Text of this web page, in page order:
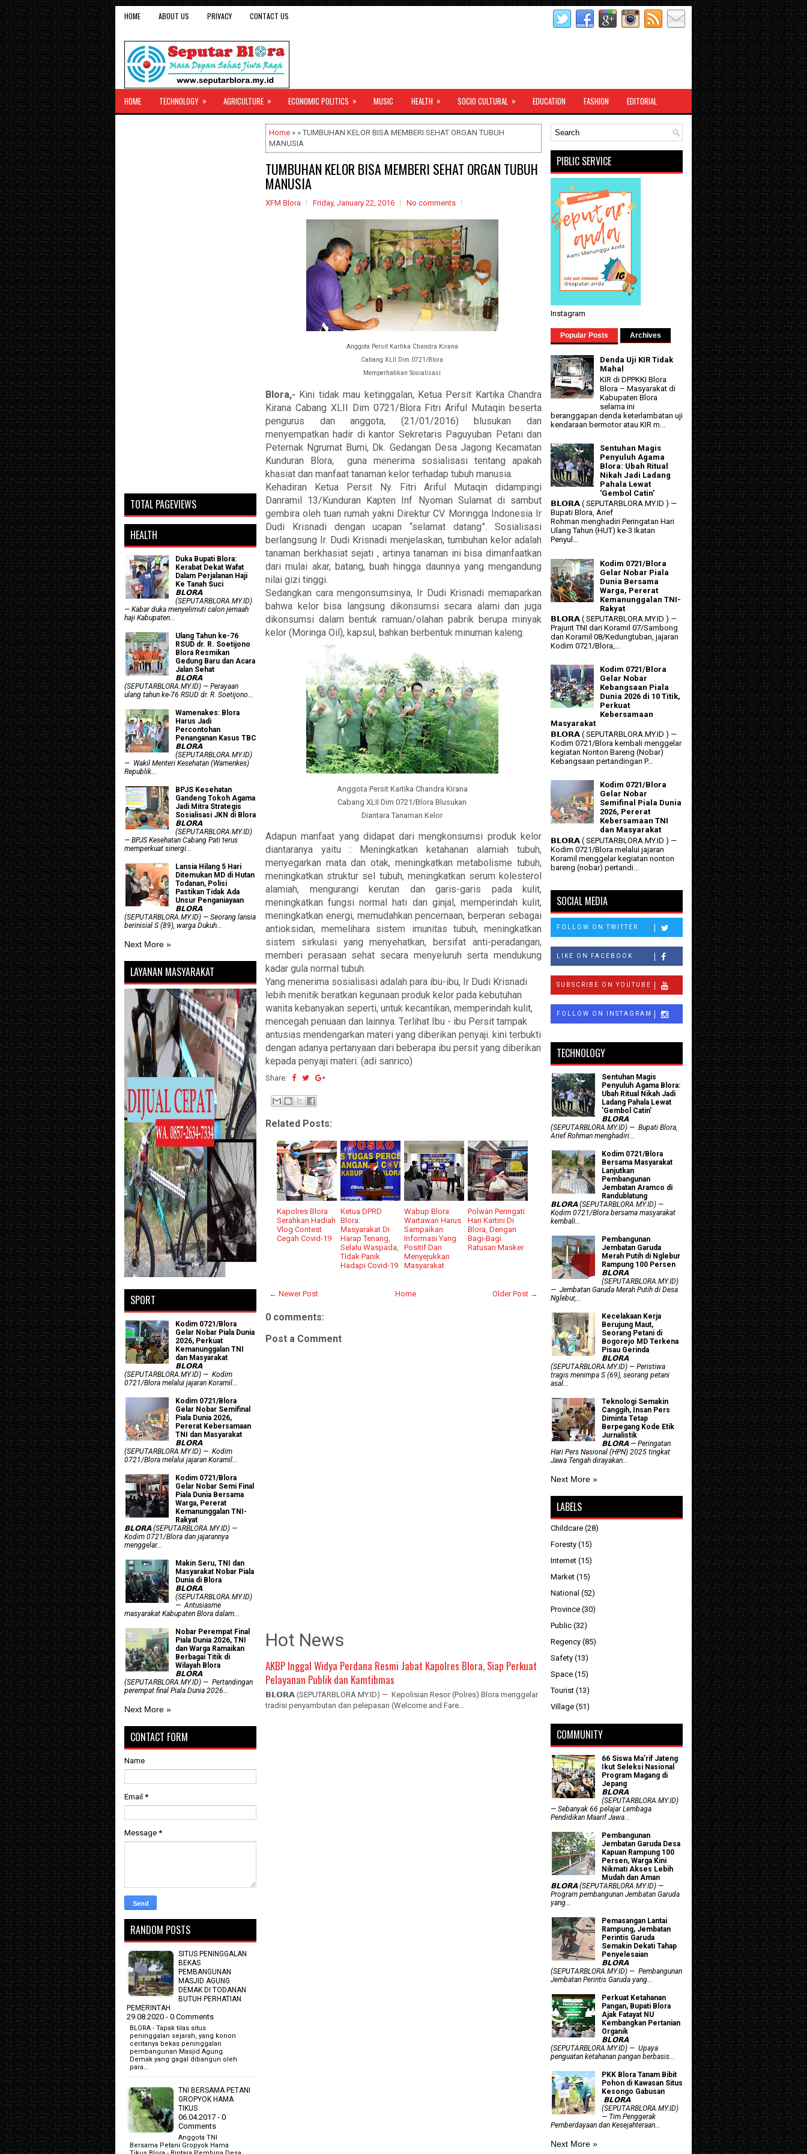
HOME ABOUT US PRIVACY CONTACT US
HOME TECHNOLOGY » AGRICULTURE » ECONOMIC POLITICS » MUSIC HEALTH » SOCIO CULTURAL » EDUCATION FASHION EDITORIAL
Home » » TUMBUHAN KELOR BISA MEMBERI SEHAT ORGAN TUBUH
MANUSIA
TUMBUHAN KELOR BISA MEMBERI SEHAT ORGAN TUBUH
MANUSIA
XFM Blora Friday, January 22, 2016 No comments
Anggota Persit Kartika Chandra Kirana
Cabang XLII Dim 0721/Blora
Memperhatikan Sosialisasi
Blora,- Kini tidak mau ketinggalan, Ketua Persit Kartika Chandra
Kirana Cabang XLII Dim 0721/Blora Fitri Ariful Mutaqin beserta
pengurus dan anggota, (21/01/2016) blusukan dan
menyempatkan hadir di kantor Sekretaris Paguyuban Petani dan
Peternak Ngrumat Bumi, Dk. Gedangan Desa Jagong Kecamatan
Kunduran Blora, guna menerima sosialisasi tentang apakah
khasiat dan manfaat tanaman kelor terhadap tubuh manusia.
Kehadiran Ketua Persit Ny. Fitri Ariful Mutaqin didampingi
Danramil 13/Kunduran Kapten Inf Nyoman Sulamat di sambut
gembira oleh tuan rumah yakni Direktur CV. Moringga Indonesia Ir
Dudi Krisnadi dengan ucapan “selamat datang”. Sosialisasi
berlangsung Ir. Dudi Krisnadi menjelaskan, tumbuhan kelor adalah
tanaman berkhasiat sejati , artinya tanaman ini bisa dimanfaatkan
dari mulai akar, batang, buah hingga daunnya yang mengandung
nilai gizi tinggi.
Sedangkan cara mengonsumsinya, Ir Dudi Krisnadi memaparkan
bahwa kelor bisa langsung dikonsumsi secara alami dan juga
dikonsumsi dalam bentuk ramuan/olahan pabrik berupa minyak
kelor (Moringa Oil), kapsul, bahkan berbentuk minuman kaleng.
Anggota Persit Kartika Chandra Kirana
Cabang XLII Dim 0721/Blora Blusukan
Diantara Tanaman Kelor
Adapun manfaat yang didapat dari mengkonsumsi produk kelor
diantaranya yaitu : Meningkatkan ketahanan alamiah tubuh,
menyegarkan mata dan otak, meningkatkan metabolisme tubuh,
meningkatkan struktur sel tubuh, meningkatkan serum kolesterol
alamiah, mengurangi kerutan dan garis-garis pada kulit,
meningkatkan fungsi normal hati dan ginjal, memperindah kulit,
meningkatkan energi, memudahkan pencernaan, berperan sebagai
antioksidan, memelihara sistem imunitas tubuh, meningkatkan
sistem sirkulasi yang menyehatkan, bersifat anti-peradangan,
memberi perasaan sehat secara menyeluruh serta mendukung
kadar gula normal tubuh.
Yang menerima sosialisasi adalah para ibu-ibu, Ir Dudi Krisnadi
lebih menitik beratkan kegunaan produk kelor pada kebutuhan
wanita kebanyakan seperti, untuk kecantikan, memperindah kulit,
mencegah penuaan dan lainnya. Terlihat Ibu - ibu Persit tampak
antusias mendengarkan materi yang diberikan penyaji. kini terbukti
dengan adanya pertanyaan dari beberapa ibu persit yang diberikan
kepada penyaji materi. (adi sanrico)
Share:
Related Posts:
Kapolres Blora
Serahkan Hadiah
Vlog Contest
Cegah Covid-19
Ketua DPRD
Blora:
Masyarakat Di
Harap Tenang,
Selalu Waspada,
Tidak Panik
Hadapi Covid-19
Wabup Blora:
Wartawan Harus
Sampaikan
Informasi Yang
Positif Dan
Menyejukkan
Masyarakat
Polwan Peringati
Hari Kartini Di
Blora, Dengan
Bagi-Bagi
Ratusan Masker
← Newer Post Older Post →
Home
0 comments:
Post a Comment
Hot News
AKBP Inggal Widya Perdana Resmi Jabat Kapolres Blora, Siap Perkuat
Pelayanan Publik dan Kamtibmas
𝗕𝗟𝗢𝗥𝗔 (SEPUTARBLORA.MY.ID) — Kepolisian Resor (Polres) Blora menggelar
tradisi penyambutan dan pelepasan (Welcome and Fare...
TOTAL PAGEVIEWS
HEALTH
Duka Bupati Blora:
Kerabat Dekat Wafat
Dalam Perjalanan Haji
Ke Tanah Suci
𝗕𝗟𝗢𝗥𝗔
(SEPUTARBLORA.MY.ID)
— Kabar duka menyelimuti calon jemaah
haji Kabupaten...
Ulang Tahun ke-76
RSUD dr. R. Soetijono
Blora Resmikan
Gedung Baru dan Acara
Jalan Sehat
𝗕𝗟𝗢𝗥𝗔
(SEPUTARBLORA.MY.ID) — Perayaan
ulang tahun ke-76 RSUD dr. R. Soetijono...
Wamenakes: Blora
Harus Jadi
Percontohan
Penanganan Kasus TBC
𝗕𝗟𝗢𝗥𝗔
(SEPUTARBLORA.MY.ID)
— Wakil Menteri Kesehatan (Wamenkes)
Republik...
BPJS Kesehatan
Gandeng Tokoh Agama
Jadi Mitra Strategis
Sosialisasi JKN di Blora
𝗕𝗟𝗢𝗥𝗔
(SEPUTARBLORA.MY.ID)
— BPJS Kesehatan Cabang Pati terus
memperkuat sinergi...
Lansia Hilang 5 Hari
Ditemukan MD di Hutan
Todanan, Polisi
Pastikan Tidak Ada
Unsur Penganiayaan
𝗕𝗟𝗢𝗥𝗔
(SEPUTARBLORA.MY.ID) — Seorang lansia
berinisial S (89), warga Dukuh...
Next More »
LAYANAN MASYARAKAT
SPORT
Kodim 0721/Blora
Gelar Nobar Piala Dunia
2026, Perkuat
Kemanunggalan TNI
dan Masyarakat
𝗕𝗟𝗢𝗥𝗔
(SEPUTARBLORA.MY.ID) — Kodim
0721/Blora melalui jajaran Koramil...
Kodim 0721/Blora
Gelar Nobar Semifinal
Piala Dunia 2026,
Pererat Kebersamaan
TNI dan Masyarakat
𝗕𝗟𝗢𝗥𝗔
(SEPUTARBLORA.MY.ID) — Kodim
0721/Blora melalui jajaran Koramil...
Kodim 0721/Blora
Gelar Nobar Semi Final
Piala Dunia Bersama
Warga, Pererat
Kemanunggalan TNI-
Rakyat
𝗕𝗟𝗢𝗥𝗔 (SEPUTARBLORA.MY.ID) —
Kodim 0721/Blora dan jajarannya
menggelar...
Makin Seru, TNI dan
Masyarakat Nobar Piala
Dunia di Blora
𝗕𝗟𝗢𝗥𝗔
(SEPUTARBLORA.MY.ID)
— Antusiasme
masyarakat Kabupaten Blora dalam...
Nobar Perempat Final
Piala Dunia 2026, TNI
dan Warga Ramaikan
Berbagai Titik di
Wilayah Blora
𝗕𝗟𝗢𝗥𝗔
(SEPUTARBLORA.MY.ID) — Pertandingan
perempat final Piala Dunia 2026...
Next More »
CONTACT FORM
Name
Email *
Message *
RANDOM POSTS
SITUS PENINGGALAN
BEKAS
PEMBANGUNAN
MASJID AGUNG
DEMAK DI TODANAN
BUTUH PERHATIAN
PEMERINTAH
29.08.2020 - 0 Comments
BLORA - Tapak tilas situs
peninggalan sejarah, yang konon
ceritanya bekas peninggalan
pembangunan Masjid Agung
Demak yang gagal dibangun oleh
para…
TNI BERSAMA PETANI
GROPYOK HAMA
TIKUS
06.04.2017 - 0
Comments
Anggota TNI
Bersama Petani Gropyok Hama
PIBLIC SERVICE
Instagram
Popular Posts Archives
Denda Uji KIR Tidak
Mahal
KIR di DPPKKI Blora
Blora – Masyarakat di
Kabupaten Blora
selama ini
beranggapan denda keterlambatan uji
kendaraan bermotor atau KIR m...
Sentuhan Magis
Penyuluh Agama
Blora: Ubah Ritual
Nikah Jadi Ladang
Pahala Lewat
'Gembol Catin'
𝗕𝗟𝗢𝗥𝗔 ( SEPUTARBLORA.MY.ID ) —
Bupati Blora, Arief
Rohman menghadiri Peringatan Hari
Ulang Tahun (HUT) ke-3 Ikatan
Penyul...
Kodim 0721/Blora
Gelar Nobar Piala
Dunia Bersama
Warga, Pererat
Kemanunggalan TNI-
Rakyat
𝗕𝗟𝗢𝗥𝗔 ( SEPUTARBLORA.MY.ID ) —
Prajurit TNI dari Koramil 07/Sambong
dan Koramil 08/Kedungtuban, jajaran
Kodim 0721/Blora,...
Kodim 0721/Blora
Gelar Nobar
Kebangsaan Piala
Dunia 2026 di 10 Titik,
Perkuat
Kebersamaan
Masyarakat
𝗕𝗟𝗢𝗥𝗔 ( SEPUTARBLORA.MY.ID ) —
Kodim 0721/Blora kembali menggelar
kegiatan Nonton Bareng (Nobar)
Kebangsaan pertandingan P...
Kodim 0721/Blora
Gelar Nobar
Semifinal Piala Dunia
2026, Pererat
Kebersamaan TNI
dan Masyarakat
𝗕𝗟𝗢𝗥𝗔 ( SEPUTARBLORA.MY.ID ) —
Kodim 0721/Blora melalui jajaran
Koramil menggelar kegiatan nonton
bareng (nobar) pertandi...
SOCIAL MEDIA
FOLLOW ON TWITTER
LIKE ON FACEBOOK
SUBSCRIBE ON YOUTUBE
FOLLOW ON INSTAGRAM
TECHNOLOGY
Sentuhan Magis
Penyuluh Agama Blora:
Ubah Ritual Nikah Jadi
Ladang Pahala Lewat
'Gembol Catin'
𝗕𝗟𝗢𝗥𝗔
(SEPUTARBLORA.MY.ID) — Bupati Blora,
Arief Rohman menghadiri...
Kodim 0721/Blora
Bersama Masyarakat
Lanjutkan
Pembangunan
Jembatan Aramco di
Randublatung
𝗕𝗟𝗢𝗥𝗔 (SEPUTARBLORA.MY.ID) —
Kodim 0721/Blora bersama masyarakat
kembali...
Pembangunan
Jembatan Garuda
Merah Putih di Nglebur
Rampung 100 Persen
𝗕𝗟𝗢𝗥𝗔
(SEPUTARBLORA.MY.ID)
— Jembatan Garuda Merah Putih di Desa
Nglebur,...
Kecelakaan Kerja
Berujung Maut,
Seorang Petani di
Bogorejo MD Terkena
Pisau Gerinda
𝗕𝗟𝗢𝗥𝗔
(SEPUTARBLORA.MY.ID) — Peristiwa
tragis menimpa S (69), seorang petani
asal...
Teknologi Semakin
Canggih, Insan Pers
Diminta Tetap
Berpegang Kode Etik
Jurnalistik
𝗕𝗟𝗢𝗥𝗔 — Peringatan
Hari Pers Nasional (HPN) 2025 tingkat
Jawa Tengah dirayakan...
Next More »
LABELS
Childcare (28)
Foresty (15)
Internet (15)
Market (15)
National (52)
Province (30)
Public (32)
Regency (85)
Safety (13)
Space (15)
Tourist (13)
Village (51)
COMMUNITY
66 Siswa Ma’rif Jateng
Ikut Seleksi Nasional
Program Magang di
Jepang
𝗕𝗟𝗢𝗥𝗔
(SEPUTARBLORA.MY.ID)
— Sebanyak 66 pelajar Lembaga
Pendidikan Maarif Jawa...
Pembangunan
Jembatan Garuda Desa
Kapuan Rampung 100
Persen, Warga Kini
Nikmati Akses Lebih
Mudah dan Aman
𝗕𝗟𝗢𝗥𝗔 (SEPUTARBLORA.MY.ID) —
Program pembangunan Jembatan Garuda
yang...
Pemasangan Lantai
Rampung, Jembatan
Perintis Garuda
Semakin Dekati Tahap
Penyelesaian
𝗕𝗟𝗢𝗥𝗔
(SEPUTARBLORA.MY.ID) — Pembangunan
Jembatan Perintis Garuda yang...
​Perkuat Ketahanan
Pangan, Bupati Blora
Ajak Fatayat NU
Kembangkan Pertanian
Organik
𝗕𝗟𝗢𝗥𝗔
(SEPUTARBLORA.MY.ID) — Upaya
penguatan ketahanan pangan berbasis...
PKK Blora Tanam Bibit
Pohon di Kawasan Situs
Kesongo Gabusan
‎ 𝗕𝗟𝗢𝗥𝗔
(SEPUTARBLORA.MY.ID)
— Tim Penggerak
Pemberdayaan dan Kesejahteraan...
Next More »